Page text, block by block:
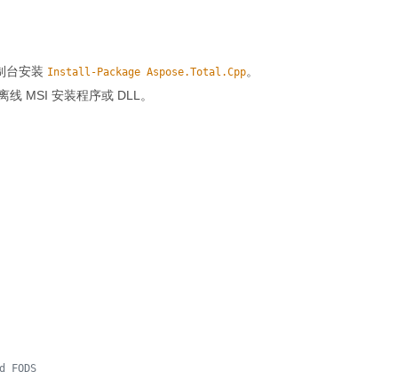
台安装 Install-Package Aspose.Total.Cpp。
线 MSI 安装程序或 DLL。
FODS